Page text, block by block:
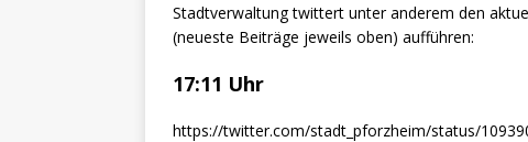
Stadtverwaltung twittert unter anderem den
(neueste Beiträge jeweils oben) aufführen:
17:11 Uhr
https://twitter.com/stadt_pforzheim/status/